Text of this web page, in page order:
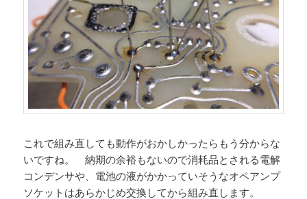
これで組み直しても動作がおかしかったらもう分からな
いですね。 納期の余裕もないので消耗品とされる電解
コンデンサや、電池の液がかかっていそうなオペアンプ
ソケットはあらかじめ交換してから組み直します。